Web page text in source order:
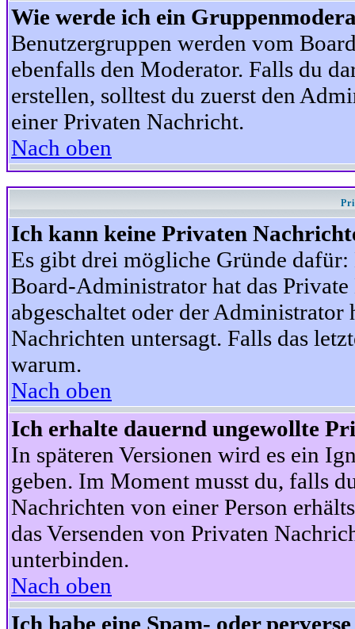
Wie werde ich ein
Benutzergruppen werden vom
ebenfalls den Moderator. Falls du
erstellen, solltest du zuerst den
einer Privaten Nachricht.
Nach oben
Ich kann keine Privaten
Es gibt drei mögliche Gründe
Board-Administrator hat das
abgeschaltet oder der
Nachrichten untersagt. Falls das
warum.
Nach oben
Ich erhalte dauernd ungewollte
In späteren Versionen wird es ein
geben. Im Moment musst du, falls
Nachrichten von einer Person
das Versenden von Privaten
unterbinden.
Nach oben
Ich habe eine Spam- oder